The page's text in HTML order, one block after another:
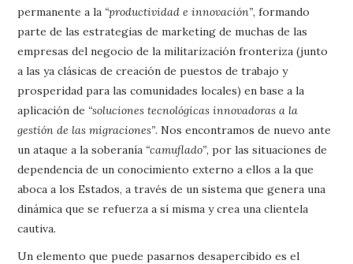
permanente a la “productividad e innovación”, formando
parte de las estrategias de marketing de muchas de las
empresas del negocio de la militarización fronteriza (junto
a las ya clásicas de creación de puestos de trabajo y
prosperidad para las comunidades locales) en base a la
aplicación de “soluciones tecnológicas innovadoras a la
gestión de las migraciones”. Nos encontramos de nuevo ante
un ataque a la soberanía “camuflado”, por las situaciones de
dependencia de un conocimiento externo a ellos a la que
aboca a los Estados, a través de un sistema que genera una
dinámica que se refuerza a sí misma y crea una clientela
cautiva.
Un elemento que puede pasarnos desapercibido es el